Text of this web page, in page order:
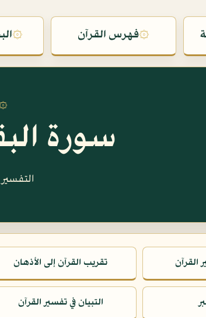
۞فهرس القرآن ۞
۞
سورة
التفسير
القرآن تقريب القرآن إلى الأذهان
التبيان في تفسير القرآن